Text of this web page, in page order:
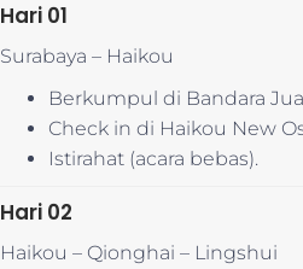
Hari 01
Surabaya – Haikou
Berkumpul di Bandara
Check in di Haikou New
Istirahat (acara bebas).
Hari 02
Haikou – Qionghai – Lingshui